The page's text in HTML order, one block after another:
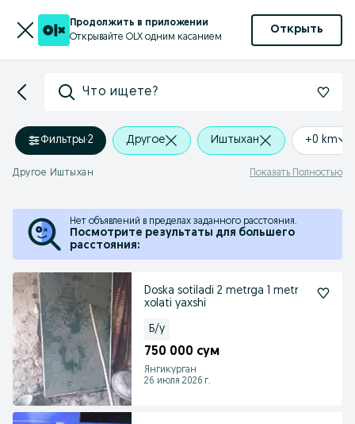
Продолжить в приложении
Открывайте OLX одним касанием
Открыть
Что ищете?
Фильтры·2 Другое Иштыхан +0 km
Другое Иштыхан Показать Полностью
Нет объявлений в пределах заданного расстояния.
Посмотрите результаты для большего
расстояния:
Doska sotiladi 2 metrga 1 metr
xolati yaxshi
Б/у
750 000 сум
Янгикурган
26 июля 2026 г.